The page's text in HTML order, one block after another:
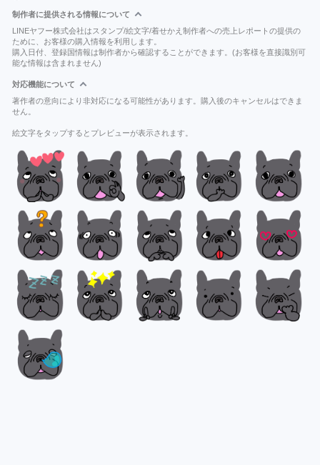
制作者に提供される情報について
LINEヤフー株式会社はスタンプ/絵文字/着せかえ制作者への売上レポートの提供の
ために、お客様の購入情報を利用します。
購入日付、登録国情報は制作者から確認することができます。(お客様を直接識別可
能な情報は含まれません)
対応機能について
著作者の意向により非対応になる可能性があります。購入後のキャンセルはできま
せん。
絵文字をタップするとプレビューが表示されます。